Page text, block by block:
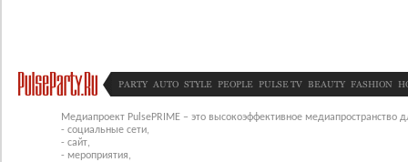
PARTY AUTO STYLE PEOPLE PULSE TV BEAUTY FASHION
Медиапроект PulsePRIME – это высокоэффективное медиапространство
- социальные сети,
- сайт,
- мероприятия,